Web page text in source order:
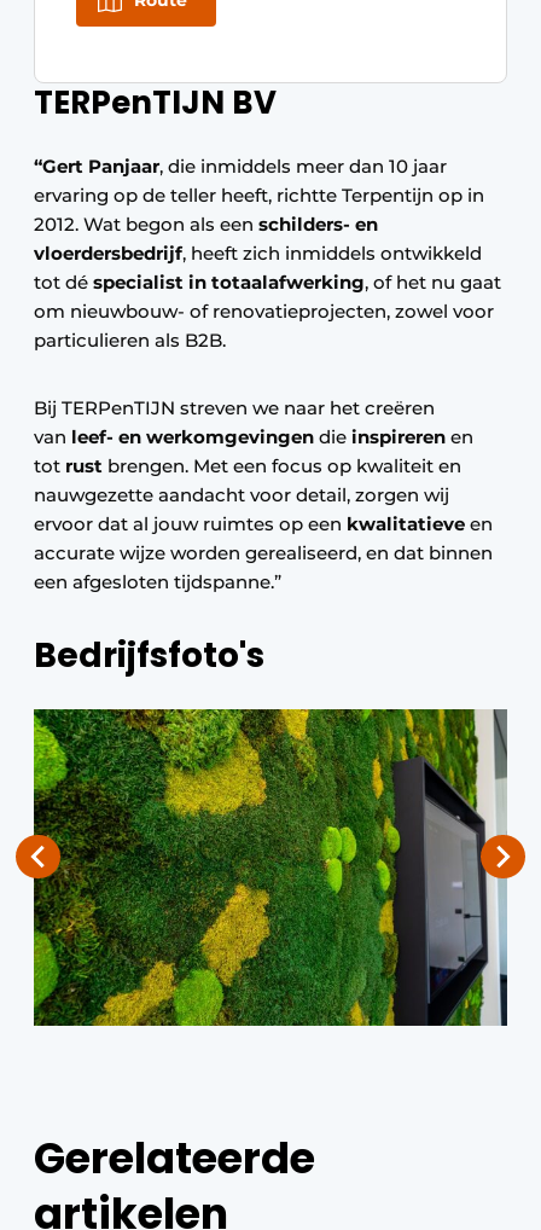
Keukens
Software
Toegangscontrole
Veiligheid & Opleiding
Zonwering
TERPenTIJN BV
“Gert Panjaar, die inmiddels meer dan 10 jaar
ervaring op de teller heeft, richtte Terpentijn op in
2012. Wat begon als een schilders- en
vloerdersbedrijf, heeft zich inmiddels ontwikkeld
tot dé specialist in totaalafwerking, of het nu gaat
om nieuwbouw- of renovatieprojecten, zowel voor
particulieren als B2B.
Bij TERPenTIJN streven we naar het creëren
van leef- en werkomgevingen die inspireren en
tot rust brengen. Met een focus op kwaliteit en
nauwgezette aandacht voor detail, zorgen wij
ervoor dat al jouw ruimtes op een kwalitatieve en
accurate wijze worden gerealiseerd, en dat binnen
een afgesloten tijdspanne.”
Bedrijfsfoto's
Gerelateerde
artikelen